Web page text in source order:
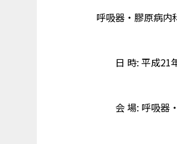
呼吸器・膠原病内
日 時: 平成21
会 場: 呼吸器